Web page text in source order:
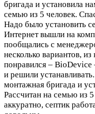
бригада и установила
семью из 5 человек.
Надо было установить
Интернет вышли на
пообщались с
несколько вариантов,
понравился – BioDevice
и решили
монтажная бригада и
Рассчитан на семью из
аккуратно, септик